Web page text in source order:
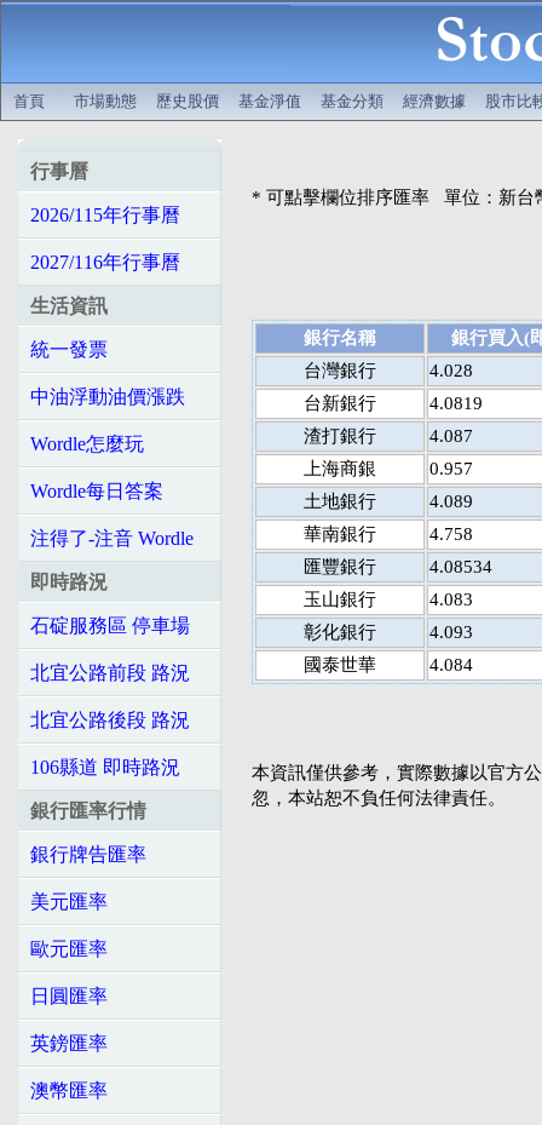
首頁 市場動態 歷史股價 基金淨值 基金分類 經濟數據 股市比
行事曆
2026/115年行事曆
2027/116年行事曆
生活資訊
統一發票
中油浮動油價漲跌
Wordle怎麼玩
Wordle每日答案
注得了-注音 Wordle
即時路況
石碇服務區 停車場
北宜公路前段 路況
北宜公路後段 路況
106縣道 即時路況
銀行匯率行情
銀行牌告匯率
美元匯率
歐元匯率
日圓匯率
英鎊匯率
澳幣匯率
* 可點擊欄位排序匯率 單位：新台
銀行名稱
銀行買入(
台灣銀行
4.028
台新銀行
4.0819
渣打銀行
4.087
上海商銀
0.957
土地銀行
4.089
華南銀行
4.758
匯豐銀行
4.08534
玉山銀行
4.083
彰化銀行
4.093
國泰世華
4.084
本資訊僅供參考，實際數據以官方
忽，本站恕不負任何法律責任。